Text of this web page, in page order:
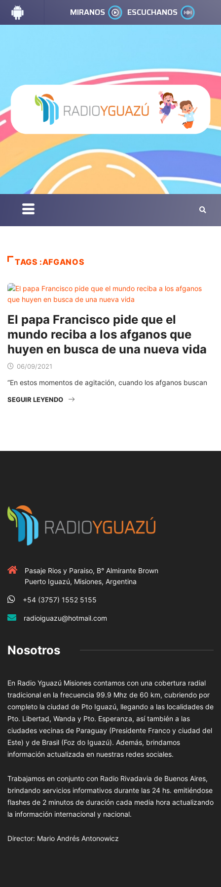
MIRANOS ESCUCHANOS
TAGS :AFGANOS
El papa Francisco pide que el
mundo reciba a los afganos que
huyen en busca de una nueva vida
06/09/2021
“En estos momentos de agitación, cuando los afganos buscan
SEGUIR LEYENDO
Pasaje Rios y Paraiso, B° Almirante Brown
Puerto Iguazú, Misiones, Argentina
+54 (3757) 1552 5155
radioiguazu@hotmail.com
Nosotros
En Radio Yguazú Misiones contamos con una cobertura radial
tradicional en la frecuencia 99.9 Mhz de 60 km, cubriendo por
completo la ciudad de Pto Iguazú, llegando a las localidades de
Pto. Libertad, Wanda y Pto. Esperanza, así también a las
ciudades vecinas de Paraguay (Presidente Franco y ciudad del
Este) y de Brasil (Foz do Iguazú). Además, brindamos
información actualizada en nuestras redes sociales.
Trabajamos en conjunto con Radio Rivadavia de Buenos Aires,
brindando servicios informativos durante las 24 hs. emitiéndose
flashes de 2 minutos de duración cada media hora actualizando
la información internacional y nacional.
Director: Mario Andrés Antonowicz